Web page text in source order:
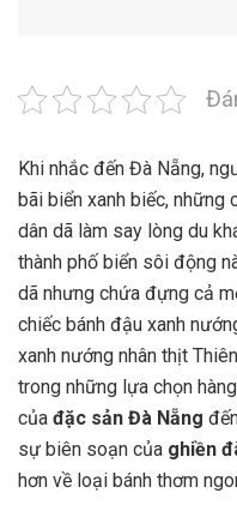
Khi nhắc đến Đà Nẵng,
bãi biển xanh biếc, những
dân dã làm say lòng du
thành phố biển sôi động
dã nhưng chứa đựng cả
chiếc bánh đậu xanh
xanh nướng nhân thịt
trong những lựa chọn
của đặc sản Đà Nẵng
sự biên soạn của ghiền
hơn về loại bánh thơm